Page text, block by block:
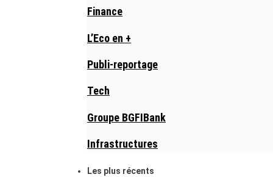
Finance
L’Eco en +
Publi-reportage
Tech
Groupe BGFIBank
Infrastructures
Les plus récents